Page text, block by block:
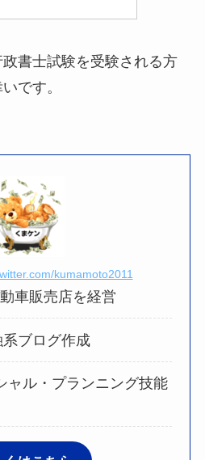
書士試験を受験される方
です。
kumamoto2011
車販売店を経営
ブログ作成
ャル・プランニング技能